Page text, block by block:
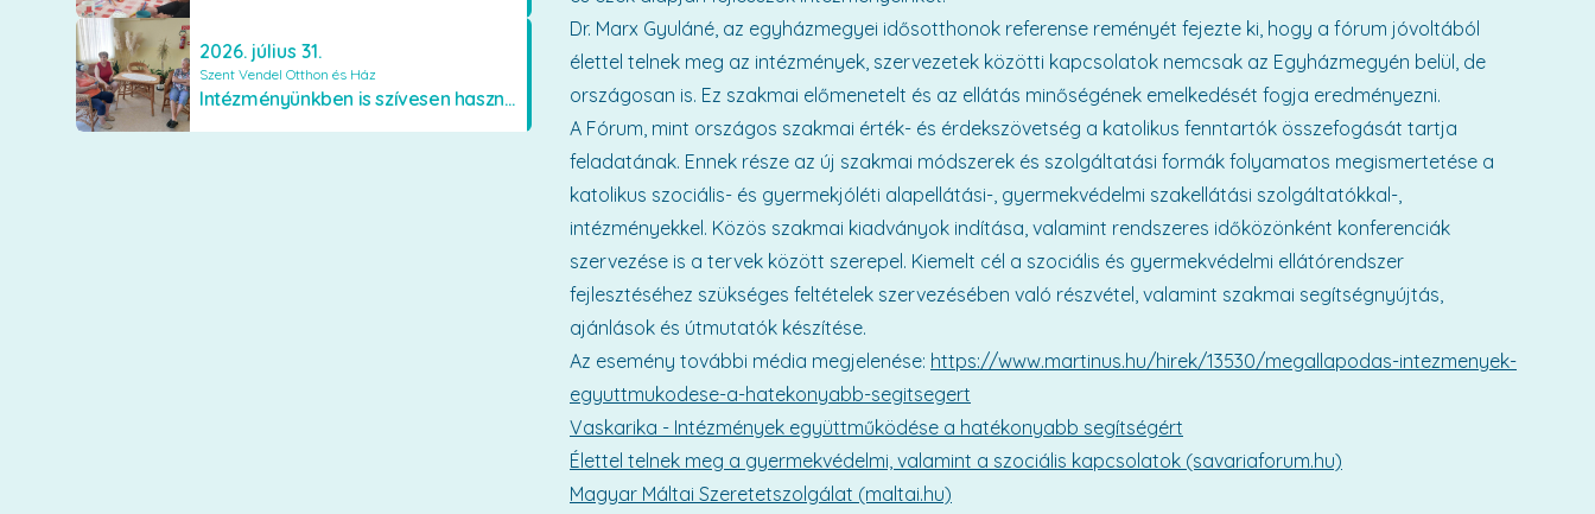
2026. július 31.
Szent Vendel Otthon és Ház
Intézményünkben is szívesen használják a VR szemüveget
Dr. Marx Gyuláné, az egyházmegyei idősotthonok referense reményét fejezte ki, hogy a fórum jóvoltából
élettel telnek meg az intézmények, szervezetek közötti kapcsolatok nemcsak az Egyházmegyén belül, de
országosan is. Ez szakmai előmenetelt és az ellátás minőségének emelkedését fogja eredményezni.
A Fórum, mint országos szakmai érték- és érdekszövetség a katolikus fenntartók összefogását tartja
feladatának. Ennek része az új szakmai módszerek és szolgáltatási formák folyamatos megismertetése a
katolikus szociális- és gyermekjóléti alapellátási-, gyermekvédelmi szakellátási szolgáltatókkal-,
intézményekkel. Közös szakmai kiadványok indítása, valamint rendszeres időközönként konferenciák
szervezése is a tervek között szerepel. Kiemelt cél a szociális és gyermekvédelmi ellátórendszer
fejlesztéséhez szükséges feltételek szervezésében való részvétel, valamint szakmai segítségnyújtás,
ajánlások és útmutatók készítése.
Az esemény további média megjelenése: https://www.martinus.hu/hirek/13530/megallapodas-intezmenyek-
egyuttmukodese-a-hatekonyabb-segitsegert
Vaskarika - Intézmények együttműködése a hatékonyabb segítségért
Élettel telnek meg a gyermekvédelmi, valamint a szociális kapcsolatok (savariaforum.hu)
Magyar Máltai Szeretetszolgálat (maltai.hu)